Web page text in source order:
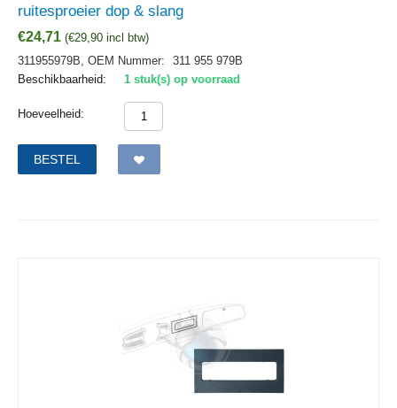
ruitesproeier dop & slang
€24,71 (€29,90 incl btw)
311955979B, OEM Nummer:
311 955 979B
Beschikbaarheid:
1 stuk(s) op voorraad
Hoeveelheid:
BESTEL